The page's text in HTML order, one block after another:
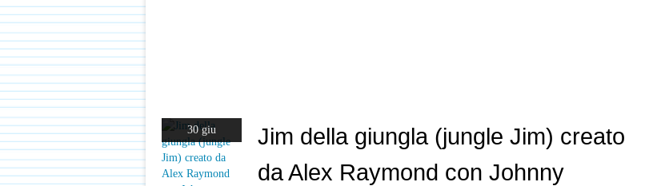
30 giu
Jim della giungla (jungle Jim) creato
da Alex Raymond con Johnny